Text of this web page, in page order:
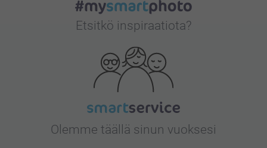
Etsitkö inspiraatiota?
Olemme täällä sinun vuoksesi